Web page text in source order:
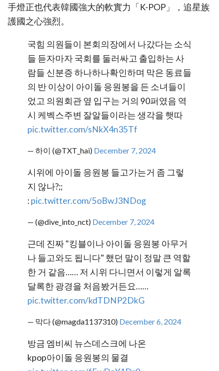
手燈正也代表韓國強大的軟實力「K-POP」，追星族
護國之心強烈。
국힘 의원들이 본회의장에서 나갔다는 소식
들 듣자마자 국회를 둘러싸고 출입하는 사
람들 신분증 하나하나확인하며 막은 동료들
의 반 이상이 아이돌 응원봉을 든 소녀들이
었고 의원회관 옆 입구는 거의 90퍼였음 역
시 케벡스주변 잘알들이라는 생각을 햇따
pic.twitter.com/sNkX4n35Tf
— 하이 (@TXT_hai) December 7, 2024
시위에 아이돌 응원봉 들고가는거 좀 그렇
지 않나?;;
:pic.twitter.com/5oBwJ3NDog
— (@dive_into_nct) December 7, 2024
근데 진짜 "킹블이나 아이돌 응원봉 아무거
나 들고와도 됩니다" 했던 말이 정말 큰 역할
한 거 같음…… 저 시위 다니면서 이렇게 알록
달록한 광경을 처음봤거든요……
pic.twitter.com/kdTDNP2DkG
— 막다 (@magda1137310) December 6, 2024
방금 엠비씨 뉴스데스크에 나온
kpop아이돌 응원봉의 물결